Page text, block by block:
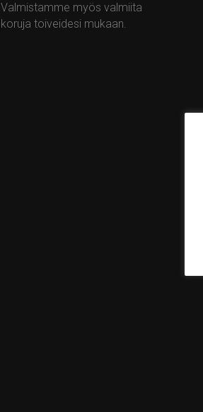
Valmistamme myös valmiita
koruja toiveidesi mukaan.